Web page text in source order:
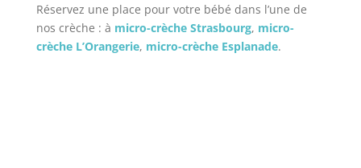
Réservez une place pour votre bébé dans l’une de
nos crèche : à micro-crèche Strasbourg, micro-
crèche L’Orangerie, micro-crèche Esplanade.